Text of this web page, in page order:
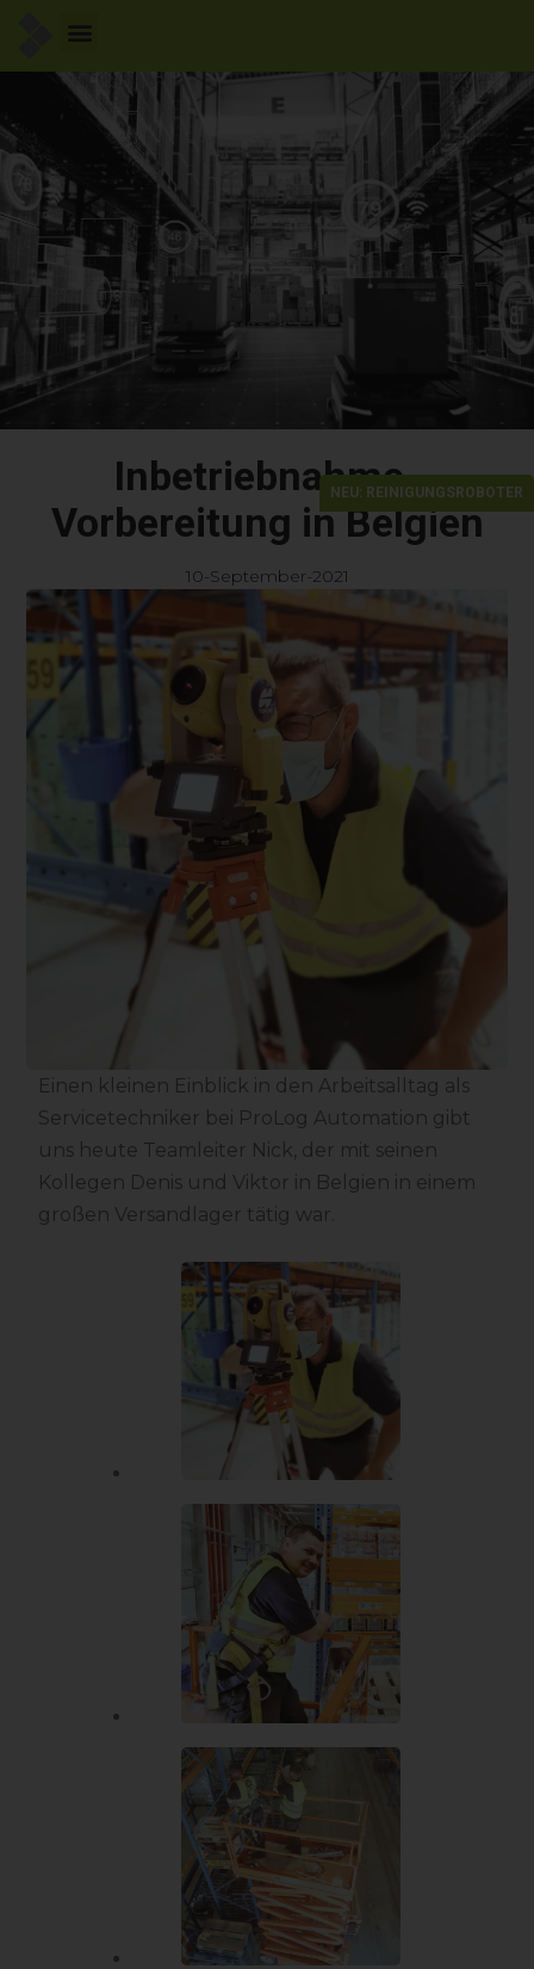
NEU: REINIGUNGSROBOTER
Inbetriebnahme-
Vorbereitung in Belgien
10-September-2021
Einen kleinen Einblick in den Arbeitsalltag als
Servicetechniker bei ProLog Automation gibt
uns heute Teamleiter Nick, der mit seinen
Kollegen Denis und Viktor in Belgien in einem
großen Versandlager tätig war.